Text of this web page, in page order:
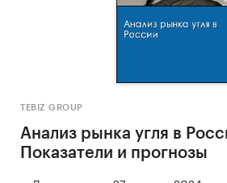
TEBIZ GROUP
Анализ рынка угля в
Показатели и прогнозы